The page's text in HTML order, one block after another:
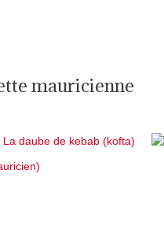
mauricienne
La daube de kebab (kofta)